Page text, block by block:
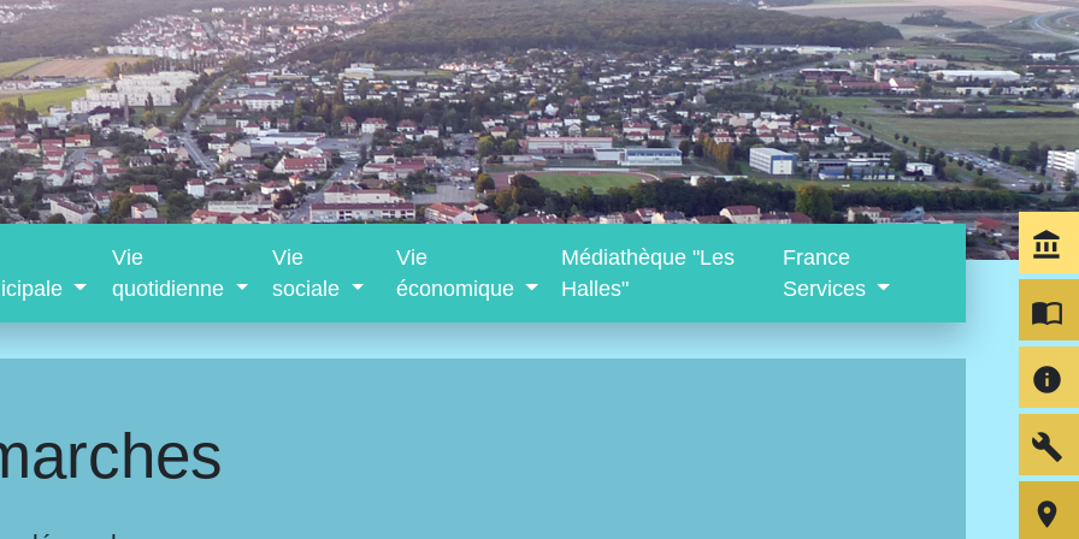
Vie
quotidienne
Vie
sociale
Vie
économique
Médiathèque "Les
Halles"
France
Services
account_balance
import_contacts
info
build
room